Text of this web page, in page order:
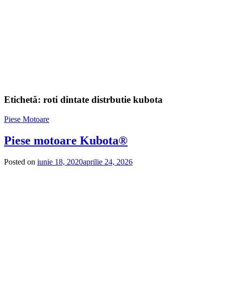
Etichetă: roti dintate distrbutie kubota
Piese Motoare
Piese motoare Kubota®
Posted on iunie 18, 2020aprilie 24, 2026